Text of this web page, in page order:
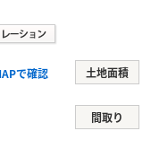
で確認 土地面積
間取り